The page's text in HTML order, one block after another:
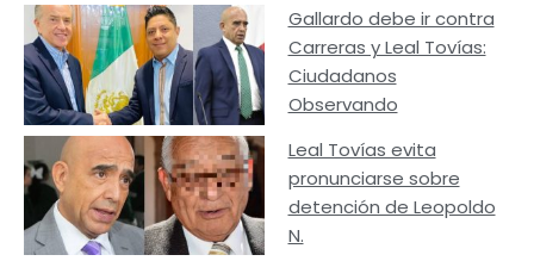
Gallardo debe ir contra
Carreras y Leal Tovías:
Ciudadanos
Observando
Leal Tovías evita
pronunciarse sobre
detención de Leopoldo
N.